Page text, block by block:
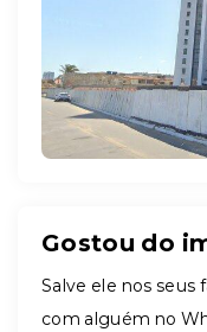
Gostou do
Salve ele nos
com alguém no